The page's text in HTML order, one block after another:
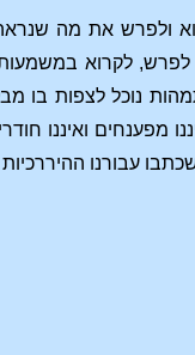
ולפרש את מה
לקרוא
נוכל לצפות בו
מפענחים ואיננו
עבורנו